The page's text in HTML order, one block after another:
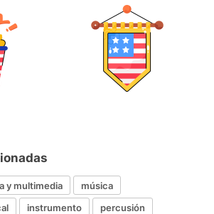
y multimedia
música
instrumento
percusión